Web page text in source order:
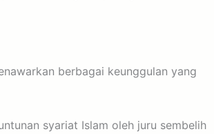
berbagai keunggulan yang
syariat Islam oleh juru sembelih